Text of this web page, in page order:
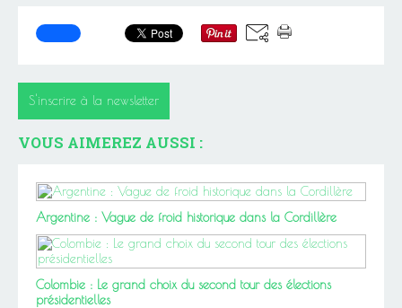
S'inscrire à la newsletter
VOUS AIMEREZ AUSSI :
Argentine : Vague de froid historique dans la Cordillère
Colombie : Le grand choix du second tour des élections
présidentielles